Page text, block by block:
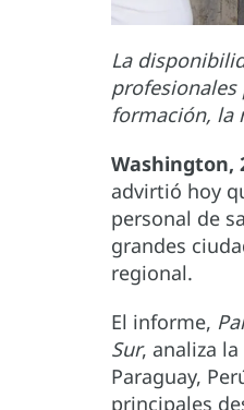
La
profesionales
formación, la
Washington,
advirtió hoy
personal de
grandes
regional.
El informe,
Sur, analiza
Paraguay,
principales